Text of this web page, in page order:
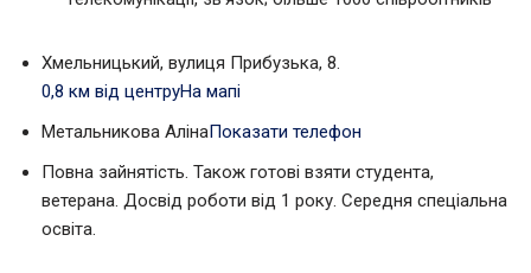
Хмельницький, вулиця Прибузька, 8.
0,8 км від центруНа мапі
Метальникова АлінаПоказати телефон
Повна зайнятість. Також готові взяти студента,
ветерана. Досвід роботи від 1 року. Середня спеціальна
освіта.